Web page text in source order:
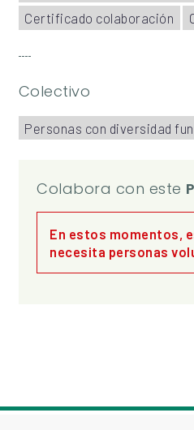
Certificado colaboración
Colectivo
Personas con diversidad
Colabora con este
En estos momentos,
necesita personas